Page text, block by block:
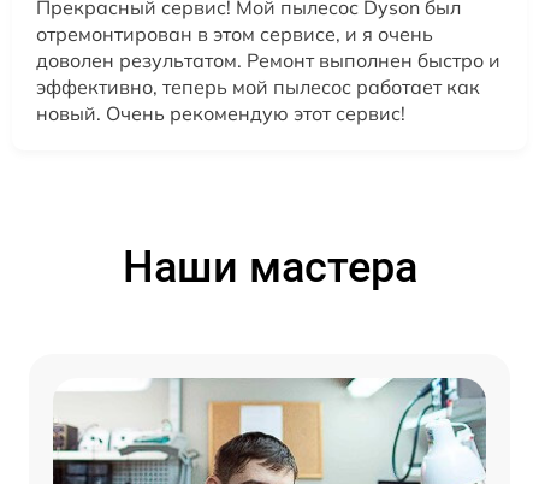
Прекрасный сервис! Мой пылесос Dyson был
отремонтирован в этом сервисе, и я очень
доволен результатом. Ремонт выполнен быстро и
эффективно, теперь мой пылесос работает как
новый. Очень рекомендую этот сервис!
Наши мастера